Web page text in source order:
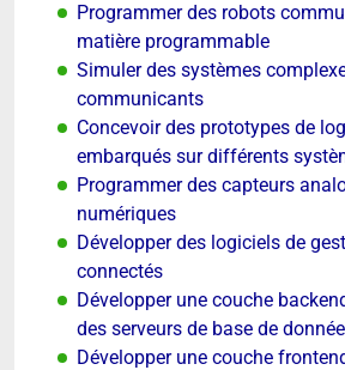
Programmer des robots
matière programmable
Simuler des systèmes
communicants
Concevoir des prototypes de
embarqués sur différents
Programmer des capteurs
numériques
Développer des logiciels de
connectés
Développer une couche
des serveurs de base de
Développer une couche